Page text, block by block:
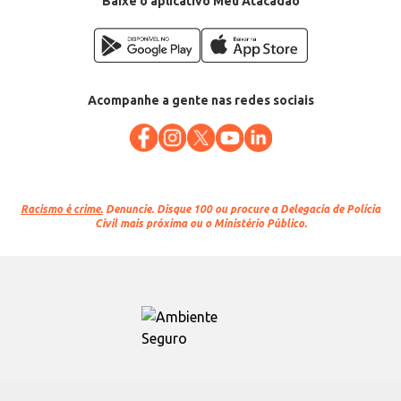
Acompanhe a gente nas redes sociais
Racismo é crime. Denuncie. Disque 100 ou procure a Delegacia de Polícia
Civil mais próxima ou o Ministério Público.